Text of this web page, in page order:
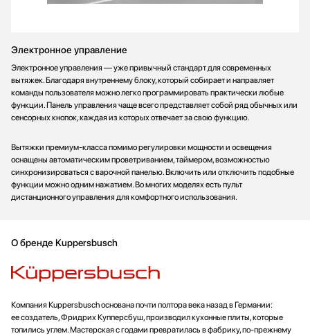
Электронное управление
Электронное управления — уже привычный стандарт для современных
вытяжек. Благодаря внутреннему блоку, который собирает и направляет
команды пользователя можно легко программировать практически любые
функции. Панель управления чаще всего представляет собой ряд обычных или
сенсорных кнопок, каждая из которых отвечает за свою функцию.
Вытяжки премиум-класса помимо регулировки мощности и освещения
оснащены автоматическим проветриванием, таймером, возможностью
синхронизироваться с варочной панелью. Включить или отключить подобные
функции можно одним нажатием. Во многих моделях есть пульт
дистанционного управления для комфортного использования.
О бренде Kuppersbusch
Компания Кuрреrsbusсh основана почти полтора века назад в Германии:
ее создатель, Фридрих Купперсбуш, производил кухонные плиты, которые
топились углем. Мастерская с годами превратилась в фабрику, по-прежнему